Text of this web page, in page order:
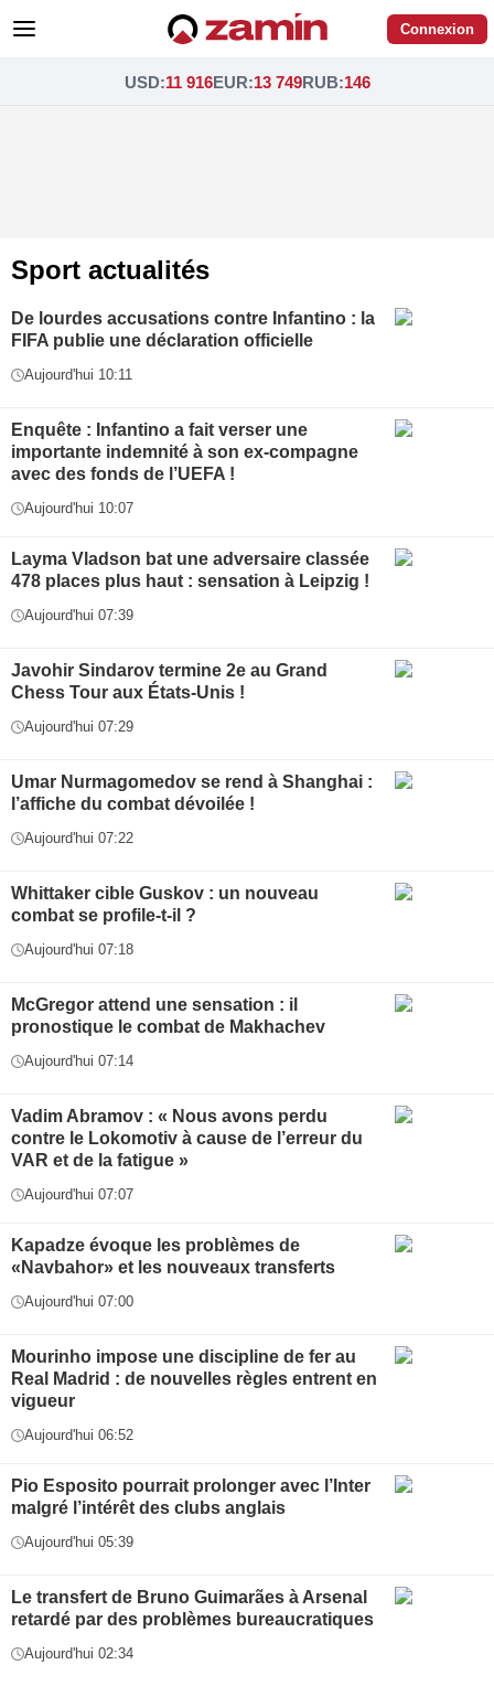
Connexion
USD:11 916EUR:13 749RUB:146
Sport actualités
De lourdes accusations contre Infantino : la
FIFA publie une déclaration officielle
Aujourd'hui 10:11
Enquête : Infantino a fait verser une
importante indemnité à son ex-compagne
avec des fonds de l’UEFA !
Aujourd'hui 10:07
Layma Vladson bat une adversaire classée
478 places plus haut : sensation à Leipzig !
Aujourd'hui 07:39
Javohir Sindarov termine 2e au Grand
Chess Tour aux États-Unis !
Aujourd'hui 07:29
Umar Nurmagomedov se rend à Shanghai :
l’affiche du combat dévoilée !
Aujourd'hui 07:22
Whittaker cible Guskov : un nouveau
combat se profile-t-il ?
Aujourd'hui 07:18
McGregor attend une sensation : il
pronostique le combat de Makhachev
Aujourd'hui 07:14
Vadim Abramov : « Nous avons perdu
contre le Lokomotiv à cause de l’erreur du
VAR et de la fatigue »
Aujourd'hui 07:07
Kapadze évoque les problèmes de
«Navbahor» et les nouveaux transferts
Aujourd'hui 07:00
Mourinho impose une discipline de fer au
Real Madrid : de nouvelles règles entrent en
vigueur
Aujourd'hui 06:52
Pio Esposito pourrait prolonger avec l’Inter
malgré l’intérêt des clubs anglais
Aujourd'hui 05:39
Le transfert de Bruno Guimarães à Arsenal
retardé par des problèmes bureaucratiques
Aujourd'hui 02:34